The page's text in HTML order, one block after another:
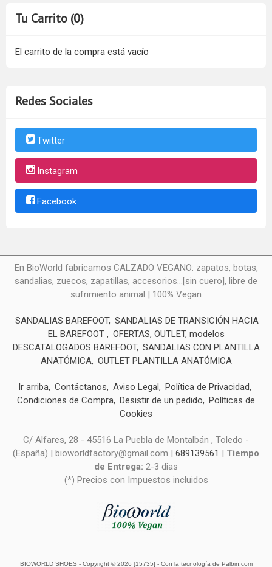
Tu Carrito (0)
El carrito de la compra está vacío
Redes Sociales
Twitter
Instagram
Facebook
En BioWorld fabricamos CALZADO VEGANO: zapatos, botas,
sandalias, zuecos, zapatillas, accesorios...[sin cuero], libre de
sufrimiento animal | 100% Vegan
SANDALIAS BAREFOOT SANDALIAS DE TRANSICIÓN HACIA
EL BAREFOOT
OFERTAS, OUTLET, modelos
DESCATALOGADOS BAREFOOT SANDALIAS CON PLANTILLA
ANATÓMICA OUTLET PLANTILLA ANATÓMICA
Ir arriba Contáctanos Aviso Legal
Política de Privacidad
Condiciones de Compra
Desistir de un pedido
Políticas de
Cookies
C/ Alfares, 28 - 45516 La Puebla de Montalbán , Toledo -
(España) | bioworldfactory@gmail.com | 689139561
Tiempo
de Entrega: 2-3 dias
(*) Precios con Impuestos incluidos
BIOWORLD SHOES - Copyright © 2026 [15735] - Con la tecnología de Palbin.com